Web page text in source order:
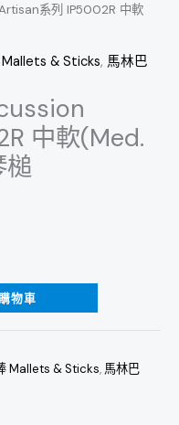
系列 IP5002R 中軟
& Sticks, 馬林巴
中軟(Med.
槌
物車
Mallets & Sticks, 馬林巴